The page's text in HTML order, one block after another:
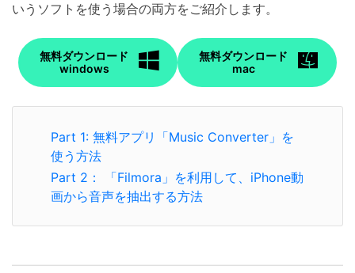
いうソフトを使う場合の両方をご紹介します。
無料ダウンロード
windows
無料ダウンロード
mac
Part 1: 無料アプリ「Music Converter」を
使う方法
Part 2： 「Filmora」を利用して、iPhone動
画から音声を抽出する方法